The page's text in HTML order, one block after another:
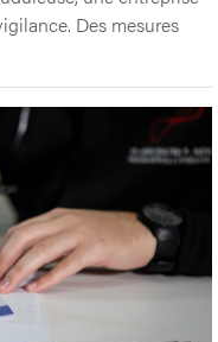
Des mesures